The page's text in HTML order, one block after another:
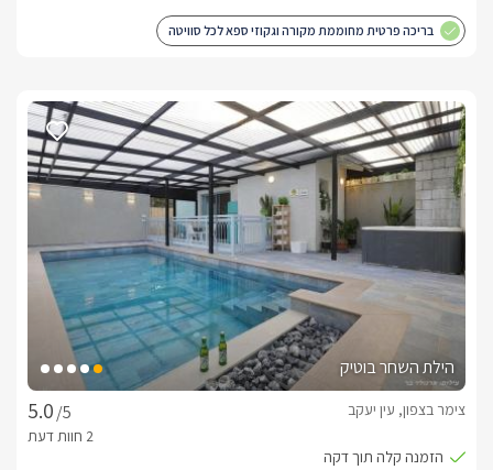
בריכה פרטית מחוממת מקורה וגקוזי ספא לכל סוויטה
הילת השחר בוטיק
/5
צימר בצפון, עין יעקב